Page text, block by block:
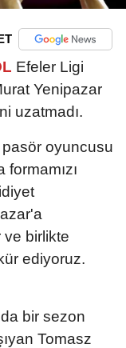
Efeler Ligi
Yenipazar
uzatmadı.
pasör oyuncusu
ve birlikte
ediyoruz.
bir sezon
Tomasz